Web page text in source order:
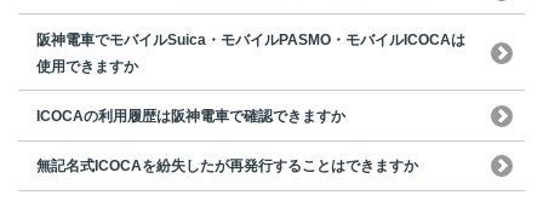
阪神電車でモバイルSuica・モバイルPASMO・モバイルICOCAは
使用できますか
ICOCAの利用履歴は阪神電車で確認できますか
無記名式ICOCAを紛失したが再発行することはできますか